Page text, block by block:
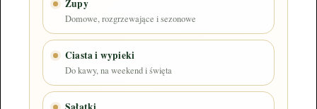
Zupy
Domowe, rozgrzewające i sezonowe
Ciasta i wypieki
Do kawy, na weekend i święta